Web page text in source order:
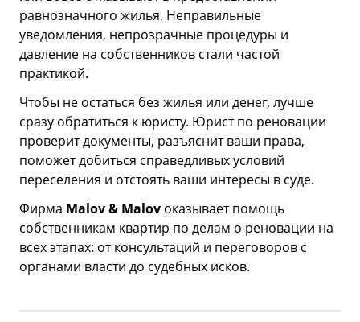
равнозначного жилья. Неправильные
уведомления, непрозрачные процедуры и
давление на собственников стали частой
практикой.
Чтобы не остаться без жилья или денег, лучше
сразу обратиться к юристу. Юрист по реновации
проверит документы, разъяснит ваши права,
поможет добиться справедливых условий
переселения и отстоять ваши интересы в суде.
Фирма Malov & Malov оказывает помощь
собственникам квартир по делам о реновации на
всех этапах: от консультаций и переговоров с
органами власти до судебных исков.